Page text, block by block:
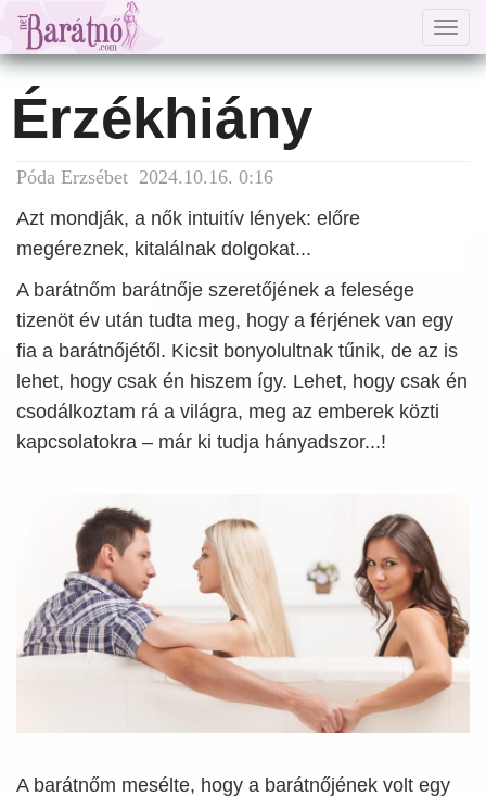
Érzékhiány
Póda Erzsébet 2024.10.16. 0:16
Azt mondják, a nők intuitív lények: előre
megéreznek, kitalálnak dolgokat...
A barátnőm barátnője szeretőjének a felesége
tizenöt év után tudta meg, hogy a férjének van egy
fia a barátnőjétől. Kicsit bonyolultnak tűnik, de az is
lehet, hogy csak én hiszem így. Lehet, hogy csak én
csodálkoztam rá a világra, meg az emberek közti
kapcsolatokra – már ki tudja hányadszor...!
A barátnőm mesélte, hogy a barátnőjének volt egy